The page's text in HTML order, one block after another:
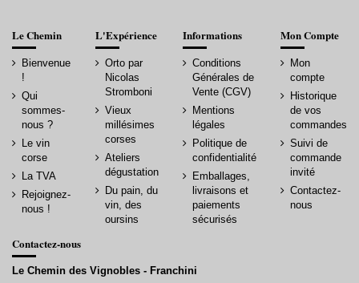
Le Chemin
Bienvenue
!
Qui
sommes-
nous ?
Le vin
corse
La TVA
Rejoignez-
nous !
L'Expérience
Orto par
Nicolas
Stromboni
Vieux
millésimes
corses
Ateliers
dégustation
Du pain, du
vin, des
oursins
Informations
Conditions
Générales de
Vente (CGV)
Mentions
légales
Politique de
confidentialité
Emballages,
livraisons et
paiements
sécurisés
Mon Compte
Mon
compte
Historique
de vos
commandes
Suivi de
commande
invité
Contactez-
nous
Contactez-nous
Le Chemin des Vignobles - Franchini